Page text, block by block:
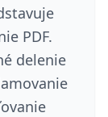
PDF.
delenie